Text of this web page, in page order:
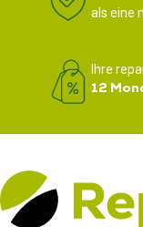
als eine
Ihre
12